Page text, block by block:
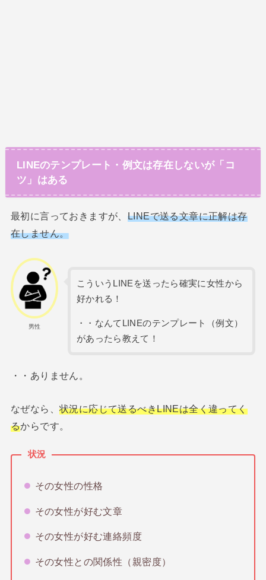
LINEのテンプレート・例文は存在しないが「コ
ツ」はある
最初に言っておきますが、 LINEで送る文章に正解は存
在しません。
男性
こういうLINEを送ったら確実に女性から
好かれる！
・・なんてLINEのテンプレート（例文）
があったら教えて！
・・ありません。
なぜなら、 状況に応じて送るべきLINEは全く違ってく
るからです。
状況
その女性の性格
その女性が好む文章
その女性が好む連絡頻度
その女性との関係性（親密度）